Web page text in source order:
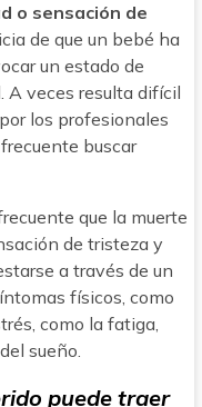
o sensación de
de que un bebé ha
un estado de
A veces resulta difícil
los profesionales
buscar
que la muerte
de tristeza y
a través de un
físicos, como
como la fatiga,
sueño.
puede traer